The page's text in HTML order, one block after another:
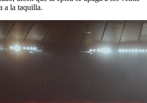
a la taquilla.